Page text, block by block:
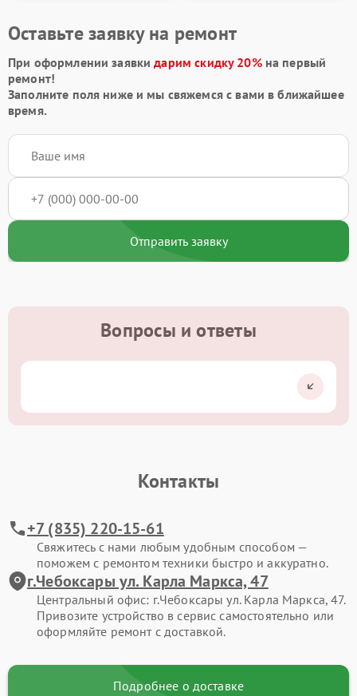
Оставьте заявку на ремонт
При оформлении заявкидарим скидку 20%на первый
ремонт!
Заполните поля ниже и мы свяжемся с вами в ближайшее
время.
Отправить заявку
Вопросы и ответы
Контакты
+7 (835) 220-15-61
Свяжитесь с нами любым удобным способом —
поможем с ремонтом техники быстро и аккуратно.
г.Чебоксары ул. Карла Маркса, 47
Центральный офис: г.Чебоксары ул. Карла Маркса, 47.
Привозите устройство в сервис самостоятельно или
оформляйте ремонт с доставкой.
Подробнее о доставке